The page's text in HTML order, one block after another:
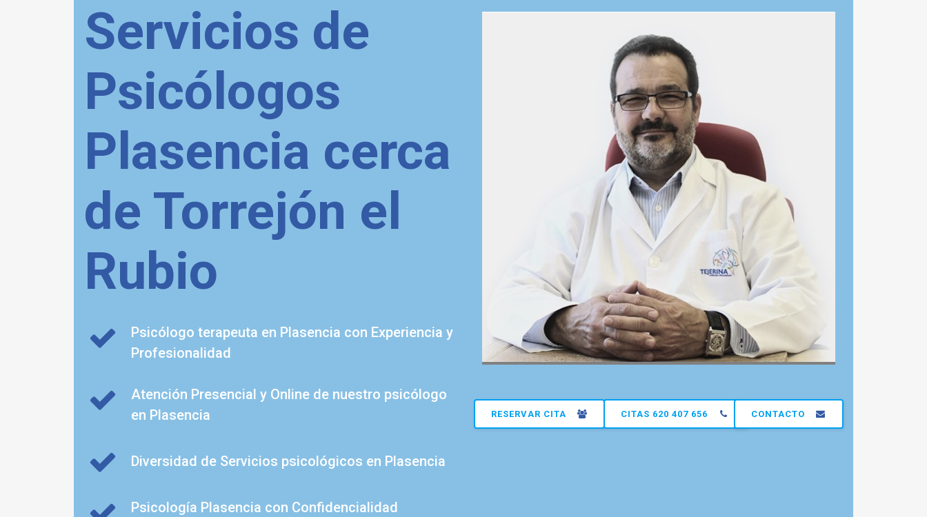
Servicios de
Psicólogos
Plasencia cerca
de Torrejón el
Rubio
Psicólogo terapeuta en Plasencia con Experiencia y
Profesionalidad
Atención Presencial y Online de nuestro psicólogo
en Plasencia
Diversidad de Servicios psicológicos en Plasencia
Psicología Plasencia con Confidencialidad
RESERVAR CITA CITAS 620 407 656 CONTACTO